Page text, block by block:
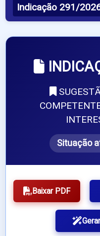
Indicação 291/
Situação
Baixar PDF